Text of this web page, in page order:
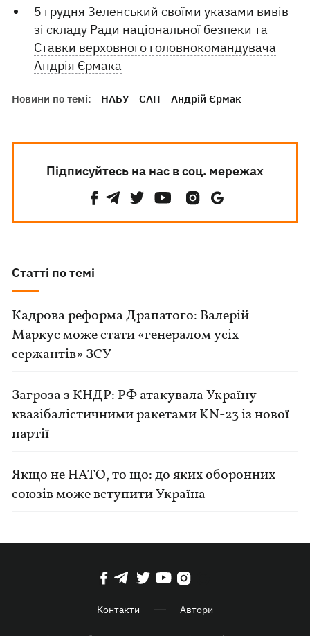
5 грудня Зеленський своїми указами вивів
зі складу Ради національної безпеки та
Ставки верховного головнокомандувача
Андрія Єрмака
Новини по темі: НАБУ САП Андрій Єрмак
Підписуйтесь на нас в соц. мережах
Статті по темі
Кадрова реформа Драпатого: Валерій
Маркус може стати «генералом усіх
сержантів» ЗСУ
Загроза з КНДР: РФ атакувала Україну
квазібалістичними ракетами KN-23 із нової
партії
Якщо не НАТО, то що: до яких оборонних
союзів може вступити Україна
Контакти Автори